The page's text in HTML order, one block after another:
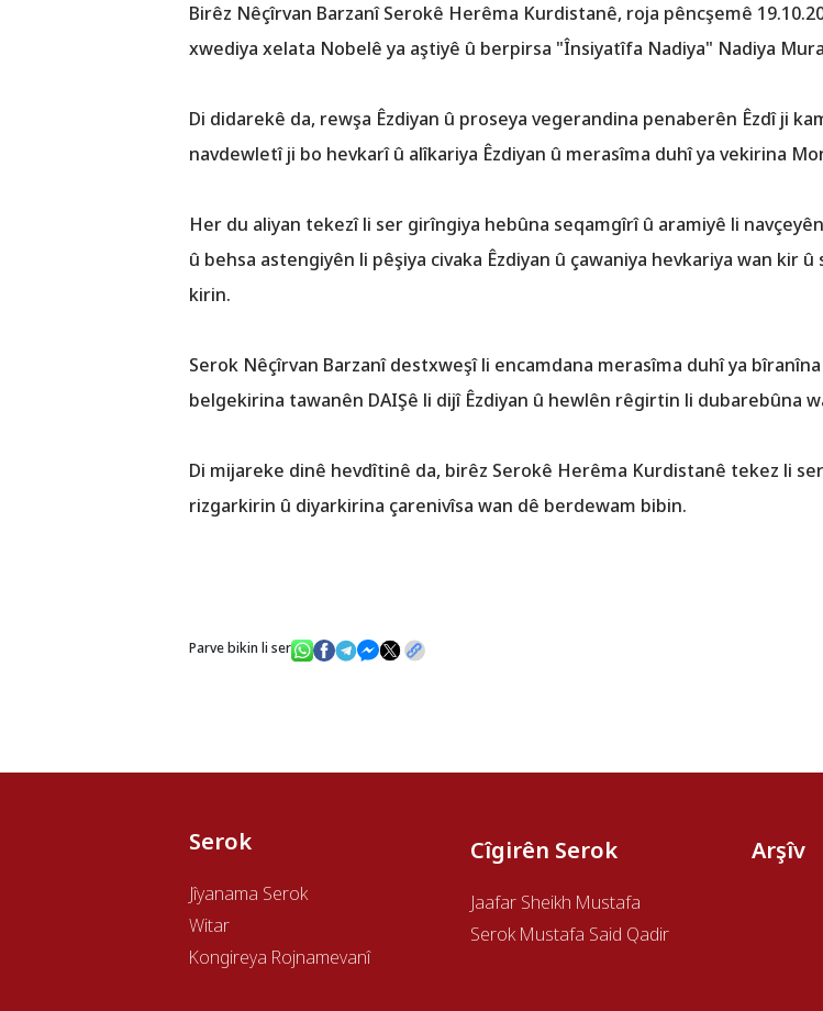
Birêz Nêçîrvan Barzanî Serokê Herêma Kurdistanê, roja pêncşemê
xwediya xelata Nobelê ya aştiyê û berpirsa "Însiyatîfa Nadiya" Nadiya
Di didarekê da, rewşa Êzdiyan û proseya vegerandina penaberên Êzdî ji
navdewletî ji bo hevkarî û alîkariya Êzdiyan û merasîma duhî ya vekirina
Her du aliyan tekezî li ser girîngiya hebûna seqamgîrî û aramiyê li
û behsa astengiyên li pêşiya civaka Êzdiyan û çawaniya hevkariya wan kir
kirin.
Serok Nêçîrvan Barzanî destxweşî li encamdana merasîma duhî ya
belgekirina tawanên DAIŞê li dijî Êzdiyan û hewlên rêgirtin li dubarebûna
Di mijareke dinê hevdîtinê da, birêz Serokê Herêma Kurdistanê tekez li
rizgarkirin û diyarkirina çarenivîsa wan dê berdewam bibin.
Parve bikin li ser
Serok
Jîyanama Serok
Witar
Kongireya Rojnamevanî
Cîgirên Serok
Jaafar Sheikh Mustafa
Serok Mustafa Said Qadir
Arşîv